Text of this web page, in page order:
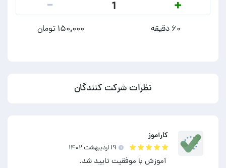
+
1
-
۶۰ دقیقه ۱۵۰,۰۰۰ تومان
نظرات شرکت کنندگان
کارآموز
۱۹ ارديبهشت ۱۴۰۲
آموزش با موفقیت تایید شد.